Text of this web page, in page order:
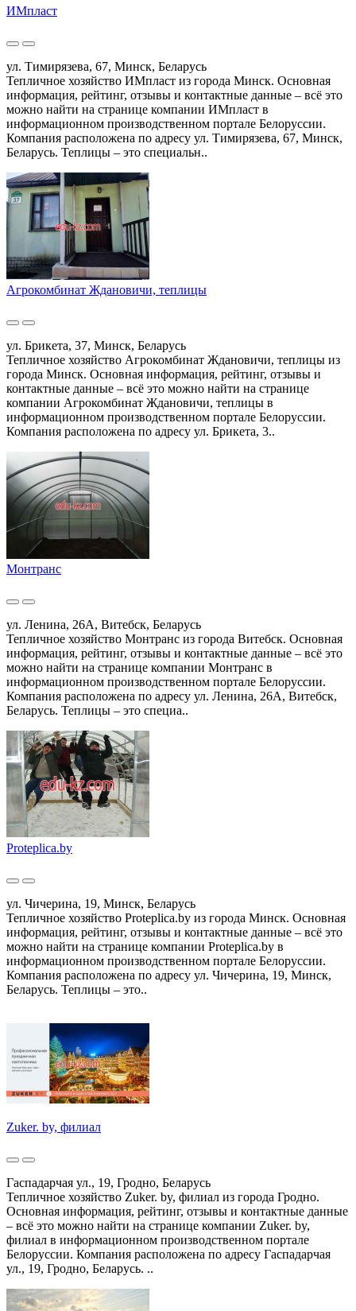
ИМпласт
ул. Тимирязева, 67, Минск, Беларусь
Тепличное хозяйство ИМпласт из города Минск. Основная
информация, рейтинг, отзывы и контактные данные – всё это
можно найти на странице компании ИМпласт в
информационном производственном портале Белоруссии.
Компания расположена по адресу ул. Тимирязева, 67, Минск,
Беларусь. Теплицы – это специальн..
Агрокомбинат Ждановичи, теплицы
ул. Брикета, 37, Минск, Беларусь
Тепличное хозяйство Агрокомбинат Ждановичи, теплицы из
города Минск. Основная информация, рейтинг, отзывы и
контактные данные – всё это можно найти на странице
компании Агрокомбинат Ждановичи, теплицы в
информационном производственном портале Белоруссии.
Компания расположена по адресу ул. Брикета, 3..
Монтранс
ул. Ленина, 26А, Витебск, Беларусь
Тепличное хозяйство Монтранс из города Витебск. Основная
информация, рейтинг, отзывы и контактные данные – всё это
можно найти на странице компании Монтранс в
информационном производственном портале Белоруссии.
Компания расположена по адресу ул. Ленина, 26А, Витебск,
Беларусь. Теплицы – это специа..
Proteplica.by
ул. Чичерина, 19, Минск, Беларусь
Тепличное хозяйство Proteplica.by из города Минск. Основная
информация, рейтинг, отзывы и контактные данные – всё это
можно найти на странице компании Proteplica.by в
информационном производственном портале Белоруссии.
Компания расположена по адресу ул. Чичерина, 19, Минск,
Беларусь. Теплицы – это..
Zuker. by, филиал
Гаспадарчая ул., 19, Гродно, Беларусь
Тепличное хозяйство Zuker. by, филиал из города Гродно.
Основная информация, рейтинг, отзывы и контактные данные
– всё это можно найти на странице компании Zuker. by,
филиал в информационном производственном портале
Белоруссии. Компания расположена по адресу Гаспадарчая
ул., 19, Гродно, Беларусь. ..